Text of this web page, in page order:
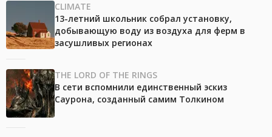
CLIMATE
13-летний школьник собрал установку,
добывающую воду из воздуха для ферм в
засушливых регионах
THE LORD OF THE RINGS
В сети вспомнили единственный эскиз
Саурона, созданный самим Толкином